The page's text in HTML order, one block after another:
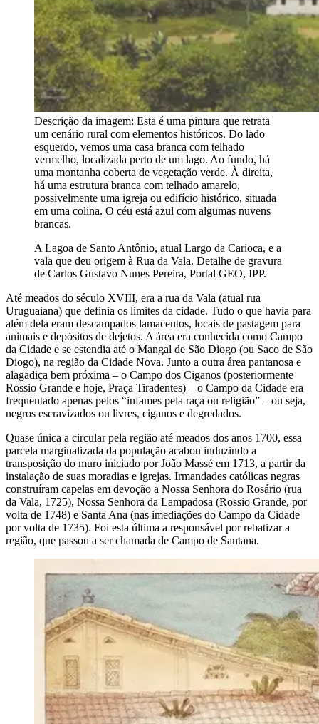
Descrição da imagem: Esta é uma pintura que retrata
um cenário rural com elementos históricos. Do lado
esquerdo, vemos uma casa branca com telhado
vermelho, localizada perto de um lago. Ao fundo, há
uma montanha coberta de vegetação verde. À direita,
há uma estrutura branca com telhado amarelo,
possivelmente uma igreja ou edifício histórico, situada
em uma colina. O céu está azul com algumas nuvens
brancas.
A Lagoa de Santo Antônio, atual Largo da Carioca, e a
vala que deu origem à Rua da Vala. Detalhe de gravura
de Carlos Gustavo Nunes Pereira, Portal GEO, IPP.
Até meados do século XVIII, era a rua da Vala (atual rua
Uruguaiana) que definia os limites da cidade. Tudo o que havia para
além dela eram descampados lamacentos, locais de pastagem para
animais e depósitos de dejetos. A área era conhecida como Campo
da Cidade e se estendia até o Mangal de São Diogo (ou Saco de São
Diogo), na região da Cidade Nova. Junto a outra área pantanosa e
alagadiça bem próxima – o Campo dos Ciganos (posteriormente
Rossio Grande e hoje, Praça Tiradentes) – o Campo da Cidade era
frequentado apenas pelos “infames pela raça ou religião” – ou seja,
negros escravizados ou livres, ciganos e degredados.
Quase única a circular pela região até meados dos anos 1700, essa
parcela marginalizada da população acabou induzindo a
transposição do muro iniciado por João Massé em 1713, a partir da
instalação de suas moradias e igrejas. Irmandades católicas negras
construíram capelas em devoção a Nossa Senhora do Rosário (rua
da Vala, 1725), Nossa Senhora da Lampadosa (Rossio Grande, por
volta de 1748) e Santa Ana (nas imediações do Campo da Cidade
por volta de 1735). Foi esta última a responsável por rebatizar a
região, que passou a ser chamada de Campo de Santana.